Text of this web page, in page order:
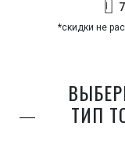
*скидки не
ТИП